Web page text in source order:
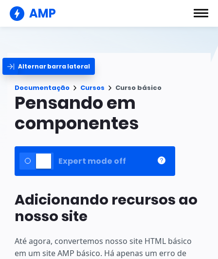
AMP
Alternar barra lateral
Documentação Cursos Curso básico
Pensando em
componentes
Expert mode off
Adicionando recursos ao
nosso site
Até agora, convertemos nosso site HTML básico
em um site AMP básico. Há apenas um erro de